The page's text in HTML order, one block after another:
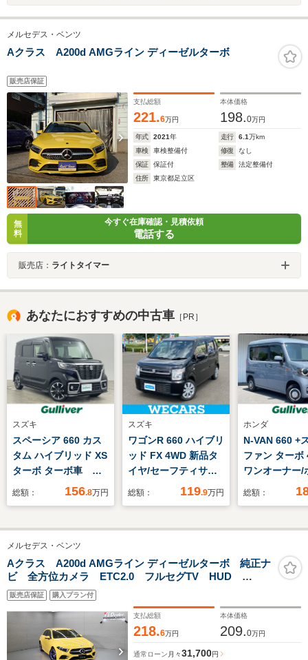
メルセデス・ベンツ
Aクラス A200d AMGライン ディーゼルターボ
販売店保証
支払総額
221.6万円
本体価格
198.0万円
年式 2021年 走行 6.1万km
車検
車検整備付 修復
なし
保証
保証付 整備
法定整備付
住所
東京都足立区
無
料
今すぐ在庫確認・見積依頼
電話する
販売店： ライトタイマー
あなたにおすすめの中古車 ［PR］
スズキ
スペーシア 660 カス
タム ハイブリッド XS
ターボ ターボ車 純
正ナビ 両側パワース
ト 車線逸脱警報 コ
ーナーセンサー 後退
時ブレーキサポート
誤発進抑制機能 先行
車発進告知機能 クル
総額： 156.8万円
スズキ
ワゴンR 660 ハイブリ
ッド FX 4WD 新品タ
イヤ/セーフティサポ
ート(スズキ)/シートヒ
ム/EBD付ABS/横滑り
グストップ/パワーウ
インドウ/エンジンス
総額： 119.9万円
ホンダ
N-VAN 660 +
ファン ターボ
ワンオーナー/
センシング/両
ックカメラ/ビ
トロール/前後
ブレコーダー/
書/取扱説明書
総額：
メルセデス・ベンツ
Aクラス A200d AMGライン ディーゼルターボ 純正ナ
ビ 全方位カメラ ETC2.0 フルセグTV HUD
BSM コーナーセンサー シートヒーター 衝突被害軽
減ブレーキ クルーズコントロール スマートキー
販売店保証 購入プラン付
支払総額
218.6万円
本体価格
209.0万円
通常ローン 月々31,700円